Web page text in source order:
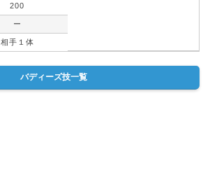
200
ー
相手１体
バディーズ技一覧